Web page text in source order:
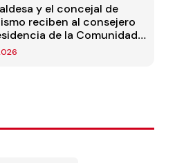
y el concejal de
reciben al consejero
de la Comunidad